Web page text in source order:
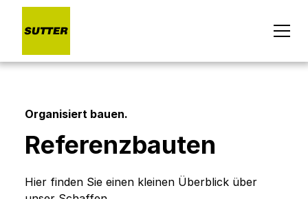
Organisiert bauen.
Referenzbauten
Hier finden Sie einen kleinen Überblick über